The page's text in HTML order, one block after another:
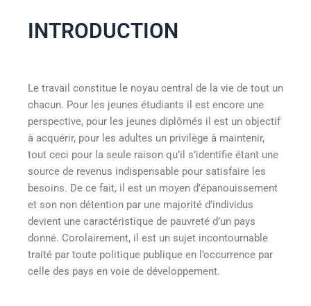
INTRODUCTION
Le travail constitue le noyau central de la vie de tout un
chacun. Pour les jeunes étudiants il est encore une
perspective, pour les jeunes diplômés il est un objectif
à acquérir, pour les adultes un privilège à maintenir,
tout ceci pour la seule raison qu’il s’identifie étant une
source de revenus indispensable pour satisfaire les
besoins. De ce fait, il est un moyen d’épanouissement
et son non détention par une majorité d’individus
devient une caractéristique de pauvreté d’un pays
donné. Corolairement, il est un sujet incontournable
traité par toute politique publique en l’occurrence par
celle des pays en voie de développement.